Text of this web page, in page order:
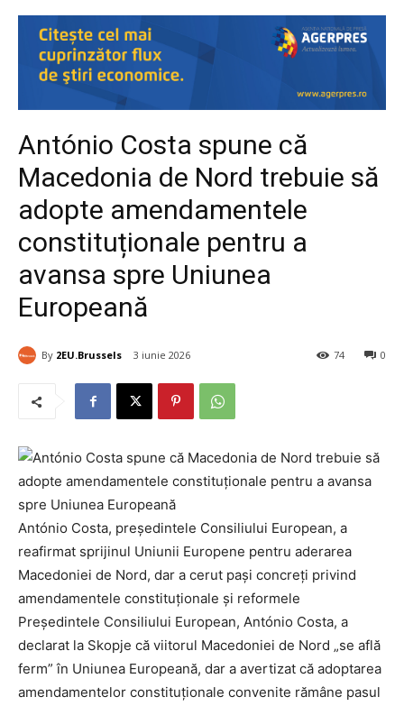
António Costa spune că
Macedonia de Nord trebuie să
adopte amendamentele
constituționale pentru a
avansa spre Uniunea
Europeană
By 2EU.Brussels 3 iunie 2026 0
74
António Costa, președintele Consiliului European, a
reafirmat sprijinul Uniunii Europene pentru aderarea
Macedoniei de Nord, dar a cerut pași concreți privind
amendamentele constituționale și reformele
Președintele Consiliului European, António Costa, a
declarat la Skopje că viitorul Macedoniei de Nord „se află
ferm” în Uniunea Europeană, dar a avertizat că adoptarea
amendamentelor constituționale convenite rămâne pasul